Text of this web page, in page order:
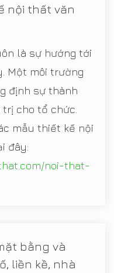
nội thất văn
là sự hướng tới
Một môi trường
định sự thành
trị cho tổ chức.
mẫu thiết kế nội
đây:
noi-that-
bằng và
liền kề, nhà